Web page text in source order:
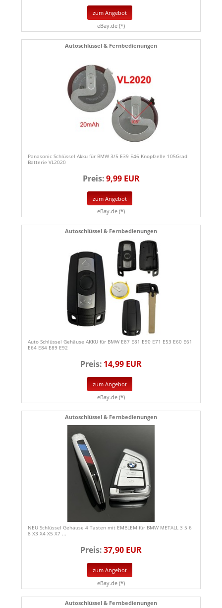
zum Angebot
eBay.de (*)
Autoschlüssel & Fernbedienungen
Panasonic Schlüssel Akku für BMW 3/5 E39 E46 Knopfzelle 105Grad
Batterie VL2020
Preis:9,99 EUR
zum Angebot
eBay.de (*)
Autoschlüssel & Fernbedienungen
Auto Schlüssel Gehäuse AKKU für BMW E87 E81 E90 E71 E53 E60 E61
E64 E84 E89 E92
Preis: 14,99 EUR
zum Angebot
eBay.de (*)
Autoschlüssel & Fernbedienungen
NEU Schlüssel Gehäuse 4 Tasten mit EMBLEM für BMW METALL 3 5 6
8 X3 X4 X5 X7 ...
Preis:37,90 EUR
zum Angebot
eBay.de (*)
Autoschlüssel & Fernbedienungen